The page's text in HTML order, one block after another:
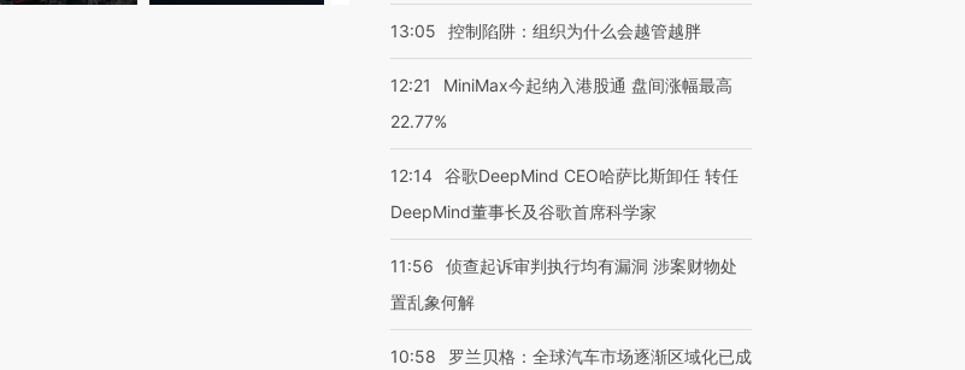
13:05 控制陷阱：组织为什么会越管越胖
12:21
MiniMax今起纳入港股通 盘间涨幅最高
22.77%
12:14 谷歌DeepMind CEO哈萨比斯卸任 转任
DeepMind董事长及谷歌首席科学家
11:56
侦查起诉审判执行均有漏洞 涉案财物处
置乱象何解
10:58
罗兰贝格：全球汽车市场逐渐区域化已成